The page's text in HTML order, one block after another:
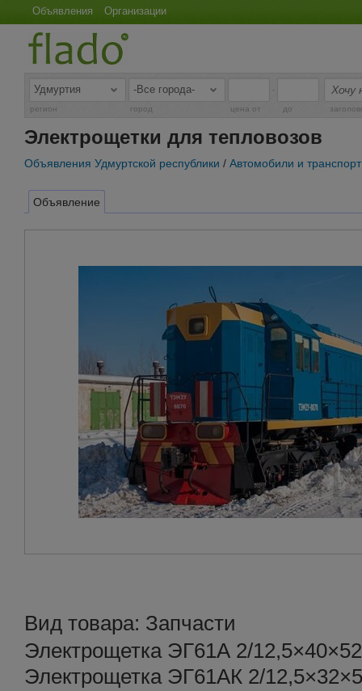
Объявления Организации
-
регион город цена от до
Электрощетки для тепловозов
Объявления Удмуртской республики / Автомобили и транспорт
Объявление
Вид товара: Запчасти
Электрощетка ЭГ61А 2/
Электрощетка ЭГ61АК 2/